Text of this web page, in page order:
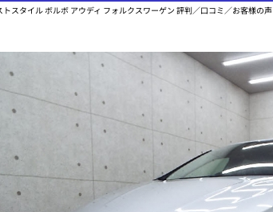
トスタイル ボルボ アウディ フォルクスワーゲン 評判／口コミ／お客様の声